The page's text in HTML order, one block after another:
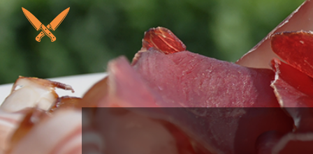
Panneau de gestion des cookies